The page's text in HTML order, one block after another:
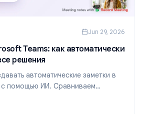
Jun 29, 2026
Teams: как автоматически
решения
автоматические заметки в
с помощью ИИ. Сравниваем
которые работают на
Teams: как автоматически